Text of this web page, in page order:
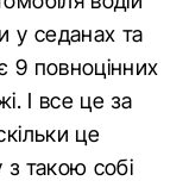
у седанах та
9 повноцінних
І все це за
це
такою собі